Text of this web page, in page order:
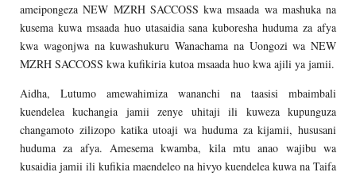
ameipongeza NEW MZRH SACCOSS kwa msaada wa mashuka na
kusema kuwa msaada huo utasaidia sana kuboresha huduma za afya
kwa wagonjwa na kuwashukuru Wanachama na Uongozi wa NEW
MZRH SACCOSS kwa kufikiria kutoa msaada huo kwa ajili ya jamii.
Aidha, Lutumo amewahimiza wananchi na taasisi mbaimbali
kuendelea kuchangia jamii zenye uhitaji ili kuweza kupunguza
changamoto zilizopo katika utoaji wa huduma za kijamii, hususani
huduma za afya. Amesema kwamba, kila mtu anao wajibu wa
kusaidia jamii ili kufikia maendeleo na hivyo kuendelea kuwa na Taifa